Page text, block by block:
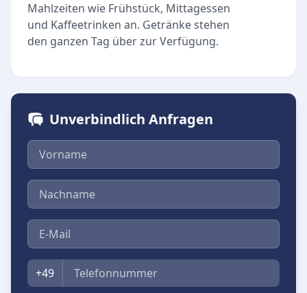
Mahlzeiten wie Frühstück, Mittagessen
und Kaffeetrinken an. Getränke stehen
den ganzen Tag über zur Verfügung.
Unverbindlich Anfragen
Vorname
Nachname
E-Mail
Telefon
+49